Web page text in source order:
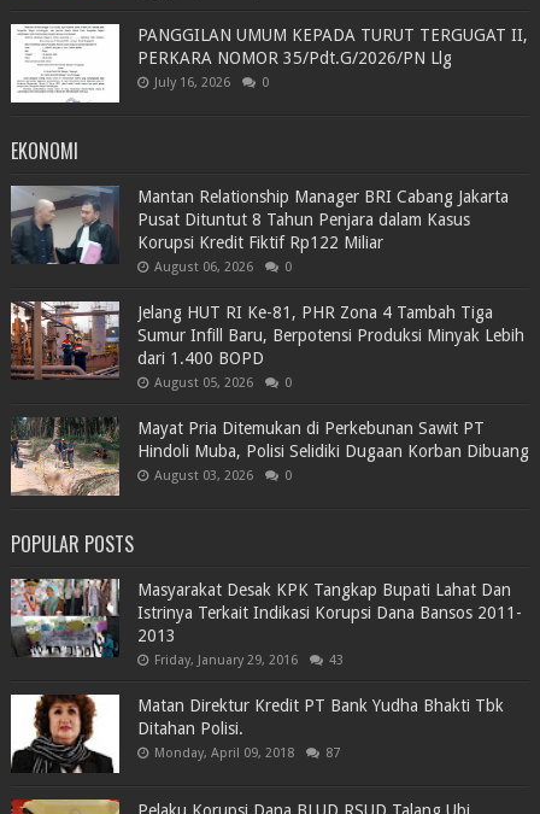
PANGGILAN UMUM KEPADA TURUT TERGUGAT II,
PERKARA NOMOR 35/Pdt.G/2026/PN Llg
July 16, 2026 0
EKONOMI
Mantan Relationship Manager BRI Cabang Jakarta
Pusat Dituntut 8 Tahun Penjara dalam Kasus
Korupsi Kredit Fiktif Rp122 Miliar
August 06, 2026 0
Jelang HUT RI Ke-81, PHR Zona 4 Tambah Tiga
Sumur Infill Baru, Berpotensi Produksi Minyak Lebih
dari 1.400 BOPD
August 05, 2026 0
Mayat Pria Ditemukan di Perkebunan Sawit PT
Hindoli Muba, Polisi Selidiki Dugaan Korban Dibuang
August 03, 2026 0
POPULAR POSTS
Masyarakat Desak KPK Tangkap Bupati Lahat Dan
Istrinya Terkait Indikasi Korupsi Dana Bansos 2011-
2013
Friday, January 29, 2016 43
Matan Direktur Kredit PT Bank Yudha Bhakti Tbk
Ditahan Polisi.
Monday, April 09, 2018 87
Pelaku Korupsi Dana BLUD RSUD Talang Ubi